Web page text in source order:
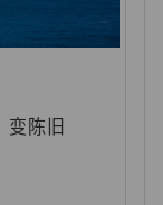
变陈旧